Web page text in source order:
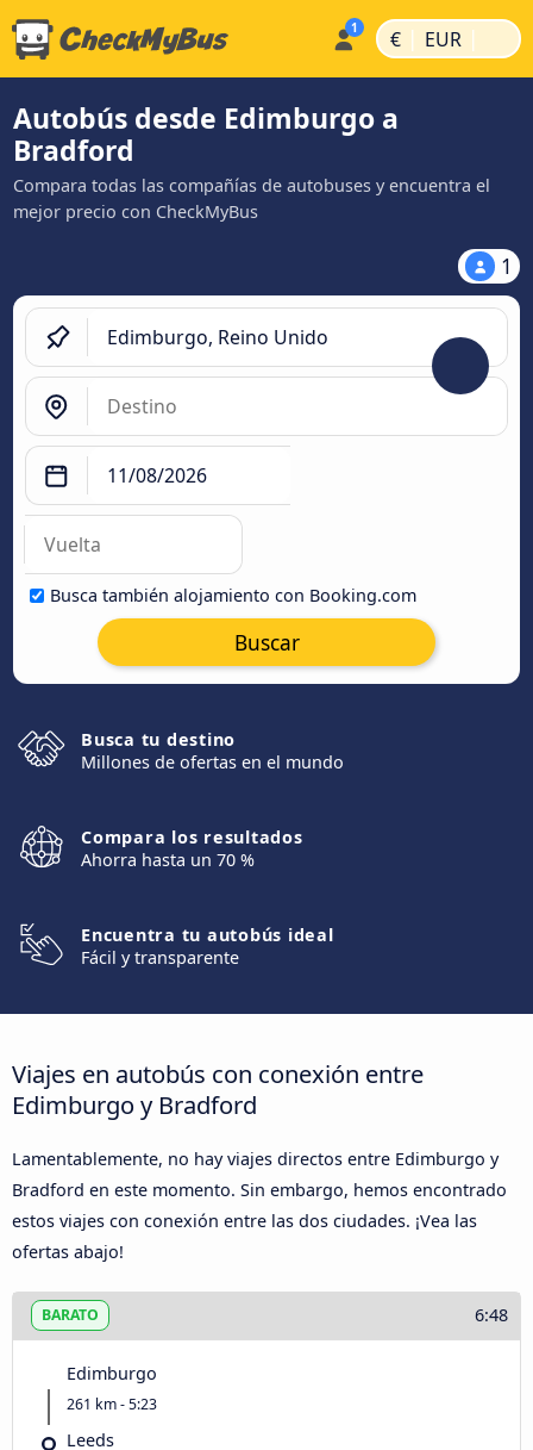
€ | EUR |
Autobús desde Edimburgo a
Bradford
Compara todas las compañías de autobuses y encuentra el
mejor precio con CheckMyBus
1
Busca también alojamiento con Booking.com
Buscar
Busca tu destino
Millones de ofertas en el mundo
Compara los resultados
Ahorra hasta un 70 %
Encuentra tu autobús ideal
Fácil y transparente
Viajes en autobús con conexión entre
Edimburgo y Bradford
Lamentablemente, no hay viajes directos entre Edimburgo y
Bradford en este momento. Sin embargo, hemos encontrado
estos viajes con conexión entre las dos ciudades. ¡Vea las
ofertas abajo!
BARATO 6:48
Edimburgo
261 km - 5:23
Leeds